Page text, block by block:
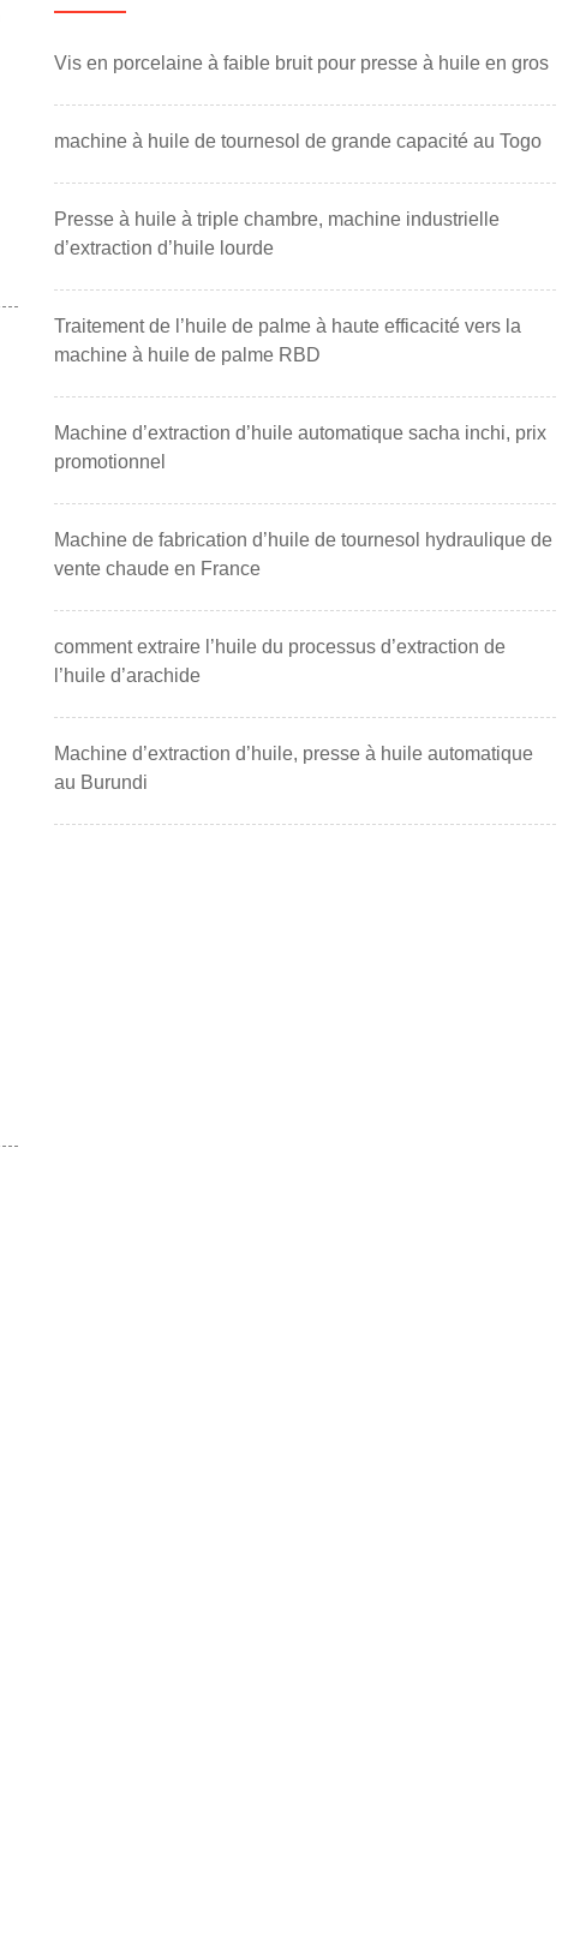
Vis en porcelaine à faible bruit pour presse à huile en gros
machine à huile de tournesol de grande capacité au Togo
Presse à huile à triple chambre, machine industrielle
d’extraction d’huile lourde
Traitement de l’huile de palme à haute efficacité vers la
machine à huile de palme RBD
Machine d’extraction d’huile automatique sacha inchi, prix
promotionnel
Machine de fabrication d’huile de tournesol hydraulique de
vente chaude en France
comment extraire l’huile du processus d’extraction de
l’huile d’arachide
Machine d’extraction d’huile, presse à huile automatique
au Burundi